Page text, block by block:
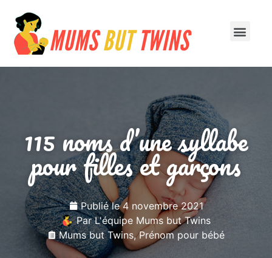
115 noms d’une syllabe
pour filles et garçons
Publié le4 novembre 2021
ParL'équipe Mums but Twins
Mums but Twins,Prénom pour bébé